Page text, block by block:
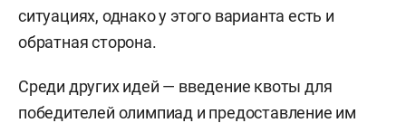
ситуациях, однако у этого варианта есть и
обратная сторона.
Среди других идей — введение квоты для
победителей олимпиад и предоставление им